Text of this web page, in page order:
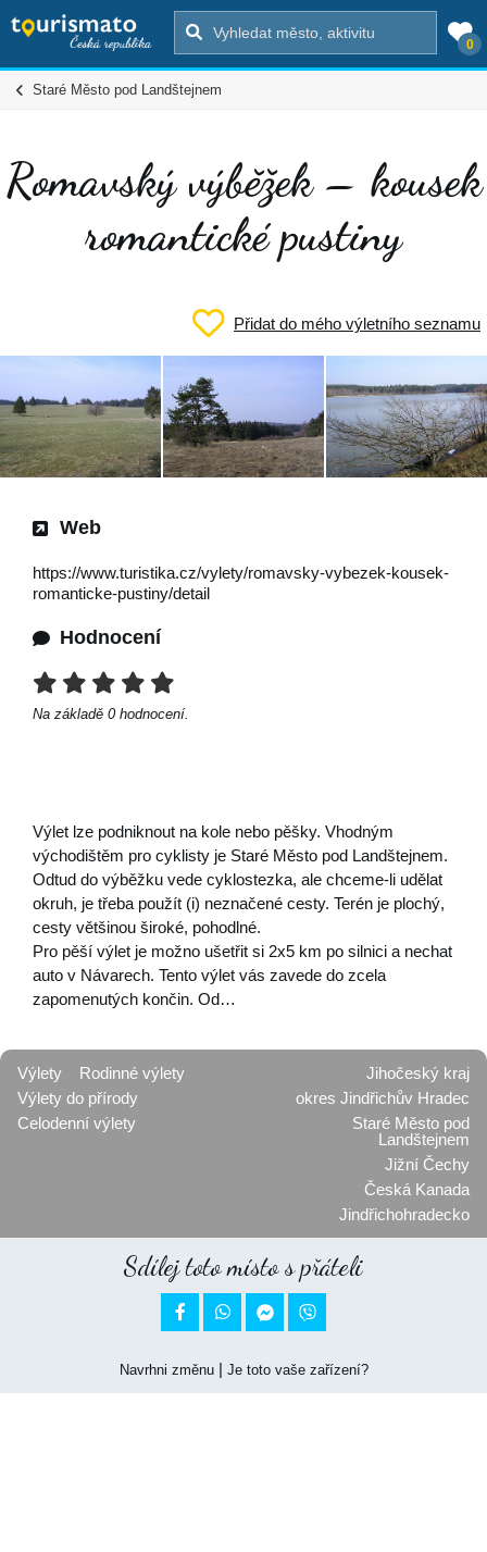
0
Staré Město pod Landštejnem
Romavský výběžek – kousek
romantické pustiny
Přidat do mého výletního seznamu
Web
https://www.turistika.cz/vylety/romavsky-vybezek-kousek-
romanticke-pustiny/detail
Hodnocení
Na základě 0 hodnocení.
Výlet lze podniknout na kole nebo pěšky. Vhodným
východištěm pro cyklisty je Staré Město pod Landštejnem.
Odtud do výběžku vede cyklostezka, ale chceme-li udělat
okruh, je třeba použít (i) neznačené cesty. Terén je plochý,
cesty většinou široké, pohodlné.
Pro pěší výlet je možno ušetřit si 2x5 km po silnici a nechat
auto v Návarech. Tento výlet vás zavede do zcela
zapomenutých končin. Od…
Výlety
Rodinné výlety
Výlety do přírody
Celodenní výlety
Jihočeský kraj
okres Jindřichův Hradec
Staré Město pod
Landštejnem
Jižní Čechy
Česká Kanada
Jindřichohradecko
Sdílej toto místo s přáteli
 
Navrhni změnu| Je toto vaše zařízení?